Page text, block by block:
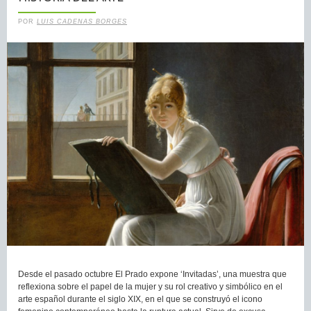
POR LUIS CADENAS BORGES
Desde el pasado octubre El Prado expone ‘Invitadas’, una muestra que
reflexiona sobre el papel de la mujer y su rol creativo y simbólico en el
arte español durante el siglo XIX, en el que se construyó el icono